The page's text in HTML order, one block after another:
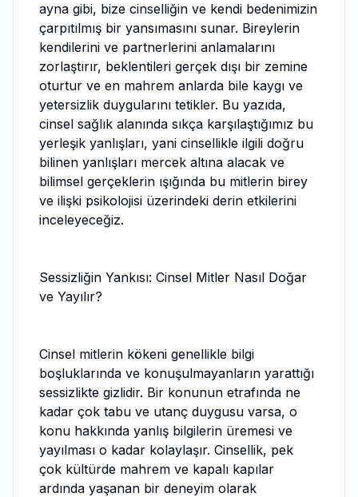
ayna gibi, bize cinselliğin ve kendi bedenimizin
çarpıtılmış bir yansımasını sunar. Bireylerin
kendilerini ve partnerlerini anlamalarını
zorlaştırır, beklentileri gerçek dışı bir zemine
oturtur ve en mahrem anlarda bile kaygı ve
yetersizlik duygularını tetikler. Bu yazıda,
cinsel sağlık alanında sıkça karşılaştığımız bu
yerleşik yanlışları, yani cinsellikle ilgili doğru
bilinen yanlışları mercek altına alacak ve
bilimsel gerçeklerin ışığında bu mitlerin birey
ve ilişki psikolojisi üzerindeki derin etkilerini
inceleyeceğiz.
Sessizliğin Yankısı: Cinsel Mitler Nasıl Doğar
ve Yayılır?
Cinsel mitlerin kökeni genellikle bilgi
boşluklarında ve konuşulmayanların yarattığı
sessizlikte gizlidir. Bir konunun etrafında ne
kadar çok tabu ve utanç duygusu varsa, o
konu hakkında yanlış bilgilerin üremesi ve
yayılması o kadar kolaylaşır. Cinsellik, pek
çok kültürde mahrem ve kapalı kapılar
ardında yaşanan bir deneyim olarak